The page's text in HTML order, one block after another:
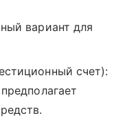
вариант для
счет):